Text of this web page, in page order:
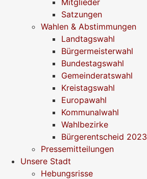
Satzungen
Wahlen & Abstimmungen
Landtagswahl
Bürgermeisterwahl
Bundestagswahl
Gemeinderatswahl
Kreistagswahl
Europawahl
Kommunalwahl
Wahlbezirke
Bürgerentscheid 2023
Pressemitteilungen
Unsere Stadt
Hebungsrisse